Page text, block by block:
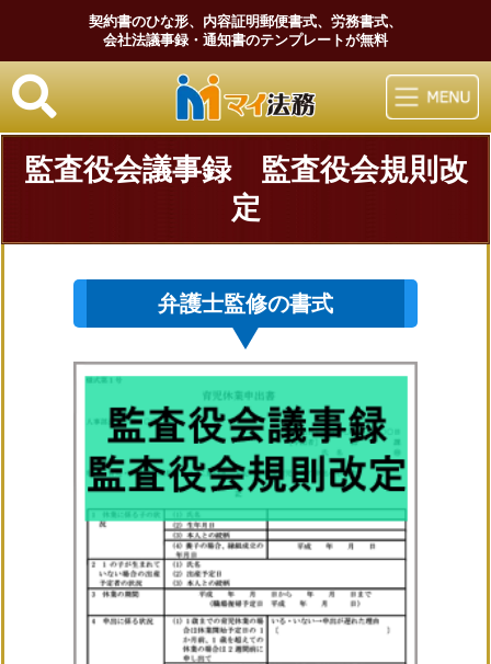
契約書のひな形、内容証明郵便書式、労務書式、
会社法議事録・通知書のテンプレートが無料
マイ法務
監査役会議事録 監査役会規則改
定
弁護士監修の書式